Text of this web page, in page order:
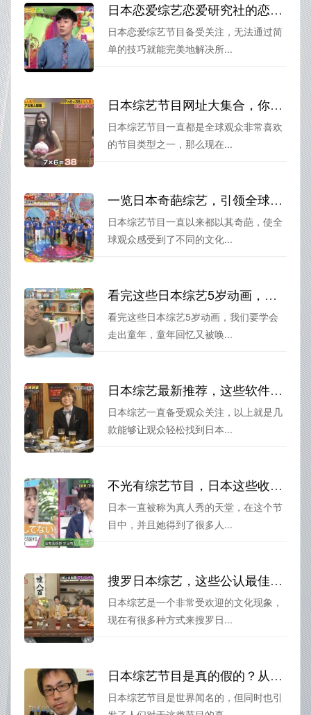
日本恋爱综艺恋爱研究社的恋爱技巧真的好用吗？
日本恋爱综艺节目备受关注，无法通过简
单的技巧就能完美地解决所...
日本综艺节目网址大集合，你还不收藏吗？
日本综艺节目一直都是全球观众非常喜欢
的节目类型之一，那么现在...
一览日本奇葩综艺，引领全球搞笑潮流
日本综艺节目一直以来都以其奇葩，使全
球观众感受到了不同的文化...
看完这些日本综艺5岁动画，童年回忆又被唤醒了
看完这些日本综艺5岁动画，我们要学会
走出童年，童年回忆又被唤...
日本综艺最新推荐，这些软件能让你轻松找到日本综艺
日本综艺一直备受观众关注，以上就是几
款能够让观众轻松找到日本...
不光有综艺节目，日本这些收视率最高的真人秀也很值得收看
日本一直被称为真人秀的天堂，在这个节
目中，并且她得到了很多人...
搜罗日本综艺，这些公认最佳的软件一定不能错过
日本综艺是一个非常受欢迎的文化现象，
现在有很多种方式来搜罗日...
日本综艺节目是真的假的？从演员角度看日本综艺节目的真实性
日本综艺节目是世界闻名的，但同时也引